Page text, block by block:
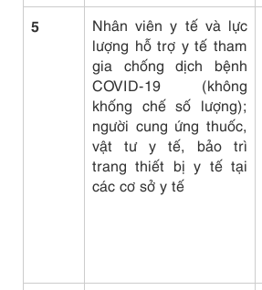
5
Nhân viên y tế và lực
lượng hỗ trợ y tế tham
gia chống dịch bệnh
COVID-19 (không
khống chế số lượng);
người cung ứng thuốc,
vật tư y tế, bảo trì
trang thiết bị y tế tại
các cơ sở y tế